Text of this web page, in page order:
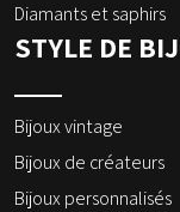
Diamants et saphirs
STYLE DE
Bijoux vintage
Bijoux de créateurs
Bijoux personnalisés